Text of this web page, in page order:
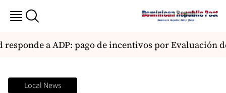
a ADP: pago de incentivos por Evaluación
Local News